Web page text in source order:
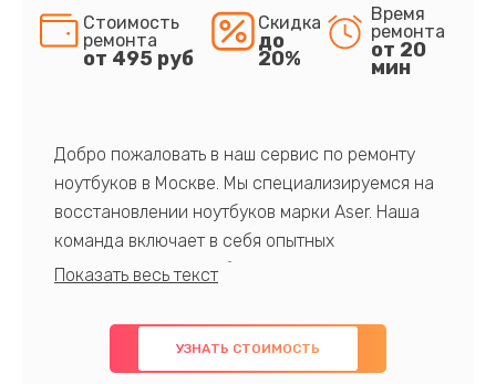
Стоимость
ремонта
от 495 руб
Скидка
до
20%
Время
ремонта
от 20
мин
Добро пожаловать в наш сервис по ремонту
ноутбуков в Москве. Мы специализируемся на
восстановлении ноутбуков марки Aser. Наша
команда включает в себя опытных
профессионалов с обширными знаниями и
предлагаем быстрый и качественный ремонт с
использованием оригинальных компонентов, а
УЗНАТЬ СТОИМОСТЬ